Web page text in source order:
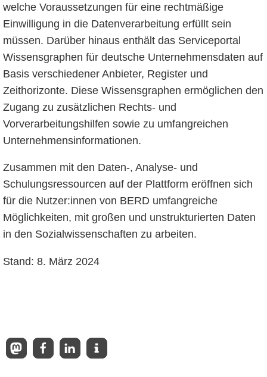
welche Voraussetzungen für eine rechtmäßige
Einwilligung in die Datenverarbeitung erfüllt sein
müssen. Darüber hinaus enthält das Serviceportal
Wissensgraphen für deutsche Unternehmensdaten auf
Basis verschiedener Anbieter, Register und
Zeithorizonte. Diese Wissensgraphen ermöglichen den
Zugang zu zusätzlichen Rechts- und
Vorverarbeitungshilfen sowie zu umfangreichen
Unternehmensinformationen.
Zusammen mit den Daten-, Analyse- und
Schulungsressourcen auf der Plattform eröffnen sich
für die Nutzer:innen von BERD umfangreiche
Möglichkeiten, mit großen und unstrukturierten Daten
in den Sozialwissenschaften zu arbeiten.
Stand: 8. März 2024